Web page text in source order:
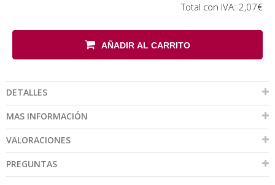
Total con IVA: 2,07€
AÑADIR AL CARRITO
DETALLES
MAS INFORMACIÓN
VALORACIONES
PREGUNTAS